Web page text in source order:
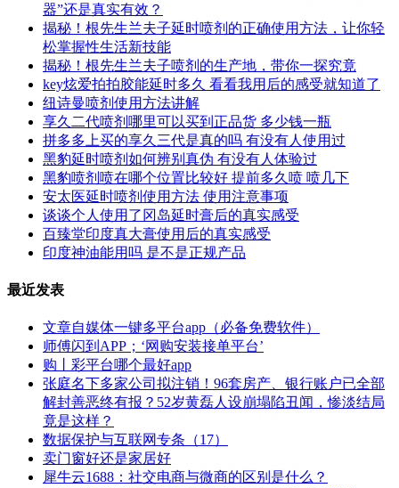
器”还是真实有效？
揭秘！根先生兰夫子延时喷剂的正确使用方法，让你轻
松掌握性生活新技能
揭秘！根先生兰夫子喷剂的生产地，带你一探究竟
key炫爱拍拍胶能延时多久 看看我用后的感受就知道了
纽诗曼喷剂使用方法讲解
享久二代喷剂哪里可以买到正品货 多少钱一瓶
拼多多上买的享久三代是真的吗 有没有人使用过
黑豹延时喷剂如何辨别真伪 有没有人体验过
黑豹喷剂喷在哪个位置比较好 提前多久喷 喷几下
安太医延时喷剂使用方法 使用注意事项
谈谈个人使用了冈岛延时膏后的真实感受
百臻堂印度真大膏使用后的真实感受
印度神油能用吗 是不是正规产品
最近发表
文章自媒体一键多平台app（必备免费软件）
师傅闪到APP；‘网购安装接单平台’
购丨彩平台哪个最好app
张庭名下多家公司拟注销！96套房产、银行账户已全部
解封善恶终有报？52岁黄磊人设崩塌陷丑闻，惨淡结局
竟是这样？
数据保护与互联网专条（17）
卖门窗好还是家居好
犀牛云1688：社交电商与微商的区别是什么？